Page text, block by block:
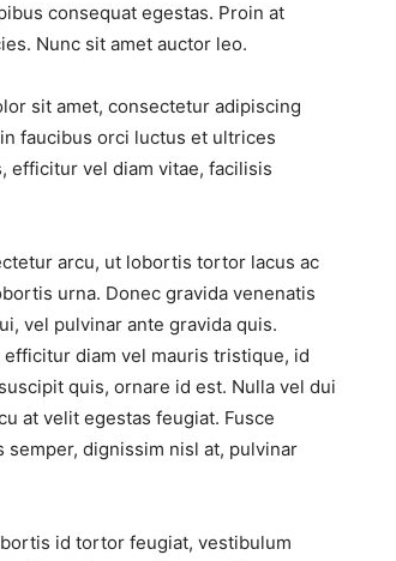
consequat egestas. Proin at
Nunc sit amet auctor leo.
sit amet, consectetur adipiscing
faucibus orci luctus et ultrices
efficitur vel diam vitae, facilisis
arcu, ut lobortis tortor lacus ac
urna. Donec gravida venenatis
vel pulvinar ante gravida quis.
diam vel mauris tristique, id
quis, ornare id est. Nulla vel dui
at velit egestas feugiat. Fusce
dignissim nisl at, pulvinar
id tortor feugiat, vestibulum